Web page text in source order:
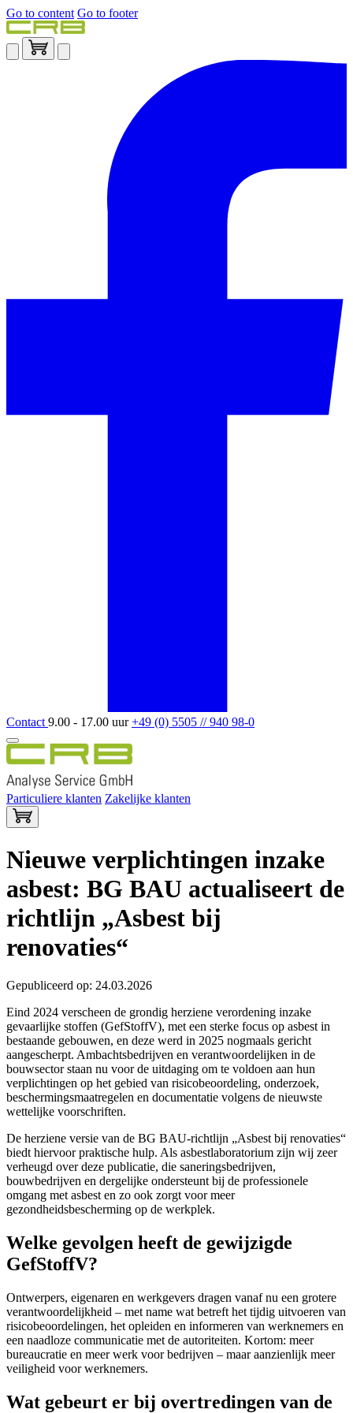
Go to content Go to footer
Contact 9.00 - 17.00 uur+49 (0) 5505 // 940 98-0
Particuliere klanten Zakelijke klanten
Nieuwe verplichtingen inzake
asbest: BG BAU actualiseert de
richtlijn „Asbest bij
renovaties“
Gepubliceerd op: 24.03.2026
Eind 2024 verscheen de grondig herziene verordening inzake
gevaarlijke stoffen (GefStoffV), met een sterke focus op asbest in
bestaande gebouwen, en deze werd in 2025 nogmaals gericht
aangescherpt. Ambachtsbedrijven en verantwoordelijken in de
bouwsector staan nu voor de uitdaging om te voldoen aan hun
verplichtingen op het gebied van risicobeoordeling, onderzoek,
beschermingsmaatregelen en documentatie volgens de nieuwste
wettelijke voorschriften.
De herziene versie van de BG BAU-richtlijn „Asbest bij renovaties“
biedt hiervoor praktische hulp. Als asbestlaboratorium zijn wij zeer
verheugd over deze publicatie, die saneringsbedrijven,
bouwbedrijven en dergelijke ondersteunt bij de professionele
omgang met asbest en zo ook zorgt voor meer
gezondheidsbescherming op de werkplek.
Welke gevolgen heeft de gewijzigde
GefStoffV?
Ontwerpers, eigenaren en werkgevers dragen vanaf nu een grotere
verantwoordelijkheid – met name wat betreft het tijdig uitvoeren van
risicobeoordelingen, het opleiden en informeren van werknemers en
een naadloze communicatie met de autoriteiten. Kortom: meer
bureaucratie en meer werk voor bedrijven – maar aanzienlijk meer
veiligheid voor werknemers.
Wat gebeurt er bij overtredingen van de